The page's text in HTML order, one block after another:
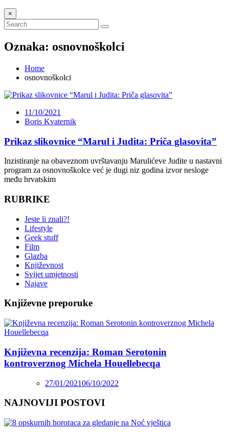
×
Oznaka: osnovnoškolci
Home
osnovnoškolci
11/10/2021
Boris Kvaternik
Prikaz slikovnice “Marul i Judita: Priča glasovita”
Inzistiranje na obaveznom uvrštavanju Marulićeve Judite u nastavni
program za osnovnoškolce već je dugi niz godina izvor nesloge
među hrvatskim
RUBRIKE
Jeste li znali?!
Lifestyle
Geek stuff
Film
Glazba
Književnost
Svijet umjetnosti
Najave
Književne preporuke
Književna recenzija: Roman Serotonin
kontroverznog Michela Houellebecqa
27/01/202106/10/2022
NAJNOVIJI POSTOVI